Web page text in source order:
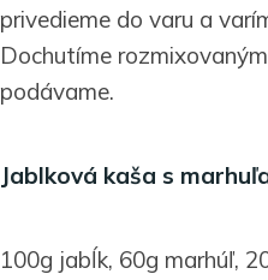
privedieme do varu a
Dochutíme
podávame.
Jablková kaša s
100g jabĺk, 60g marhúľ,